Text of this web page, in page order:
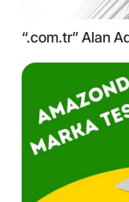
“.com.tr” Alan